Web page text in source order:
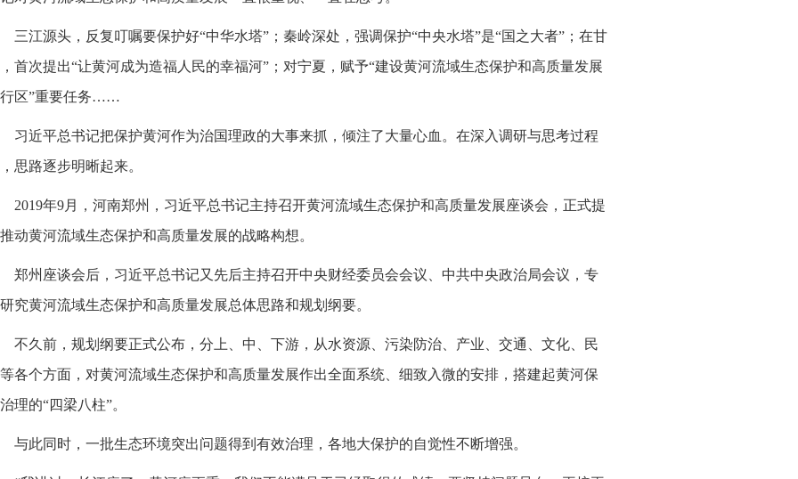
三江源头，反复叮嘱要保护好“中华水塔”；秦岭深处，强调保护“中央水塔”是“国之大者”；在甘
首次提出“让黄河成为造福人民的幸福河”；对宁夏，赋予“建设黄河流域生态保护和高质量发展
区”重要任务……
习近平总书记把保护黄河作为治国理政的大事来抓，倾注了大量心血。在深入调研与思考过程
思路逐步明晰起来。
2019年9月，河南郑州，习近平总书记主持召开黄河流域生态保护和高质量发展座谈会，正式提
动黄河流域生态保护和高质量发展的战略构想。
郑州座谈会后，习近平总书记又先后主持召开中央财经委员会会议、中共中央政治局会议，专
究黄河流域生态保护和高质量发展总体思路和规划纲要。
不久前，规划纲要正式公布，分上、中、下游，从水资源、污染防治、产业、交通、文化、民
各个方面，对黄河流域生态保护和高质量发展作出全面系统、细致入微的安排，搭建起黄河保
理的“四梁八柱”。
与此同时，一批生态环境突出问题得到有效治理，各地大保护的自觉性不断增强。